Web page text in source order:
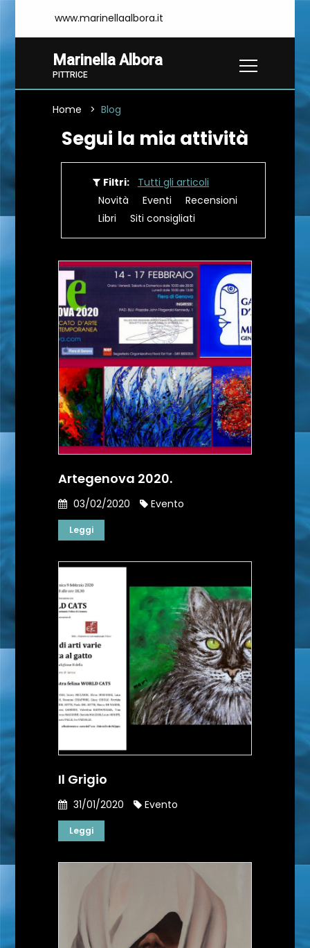
www.marinellaalbora.it
Marinella Albora
PITTRICE
Home Blog
Segui la mia attività
Filtri:
Tutti gli articoli
Novità
Eventi
Recensioni
Libri
Siti consigliati
Artegenova 2020.
03/02/2020 Evento
Leggi
Il Grigio
31/01/2020 Evento
Leggi